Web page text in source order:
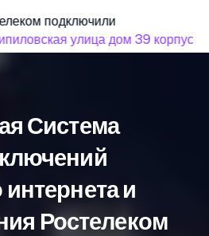
подключили
улица дом 39 корпус 3
Система
интернета и
Ростелеком